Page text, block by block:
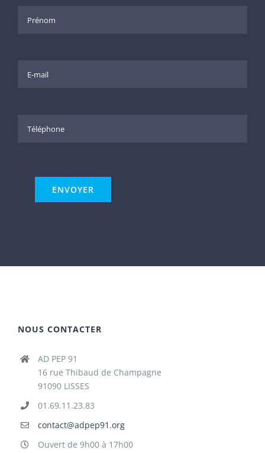
NOUS CONTACTER
AD PEP 91
16 rue Thibaud de Champagne
91090 LISSES
01.69.11.23.83
contact@adpep91.org
Ouvert de 9h00 à 17h00